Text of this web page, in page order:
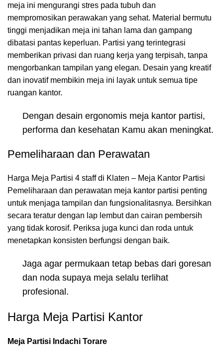
meja ini mengurangi stres pada tubuh dan
mempromosikan perawakan yang sehat. Material bermutu
tinggi menjadikan meja ini tahan lama dan gampang
dibatasi pantas keperluan. Partisi yang terintegrasi
memberikan privasi dan ruang kerja yang terpisah, tanpa
mengorbankan tampilan yang elegan. Desain yang kreatif
dan inovatif membikin meja ini layak untuk semua tipe
ruangan kantor.
Dengan desain ergonomis meja kantor partisi,
performa dan kesehatan Kamu akan meningkat.
Pemeliharaan dan Perawatan
Harga Meja Partisi 4 staff di Klaten – Meja Kantor Partisi
Pemeliharaan dan perawatan meja kantor partisi penting
untuk menjaga tampilan dan fungsionalitasnya. Bersihkan
secara teratur dengan lap lembut dan cairan pembersih
yang tidak korosif. Periksa juga kunci dan roda untuk
menetapkan konsisten berfungsi dengan baik.
Jaga agar permukaan tetap bebas dari goresan
dan noda supaya meja selalu terlihat
profesional.
Harga Meja Partisi Kantor
Meja Partisi Indachi Torare